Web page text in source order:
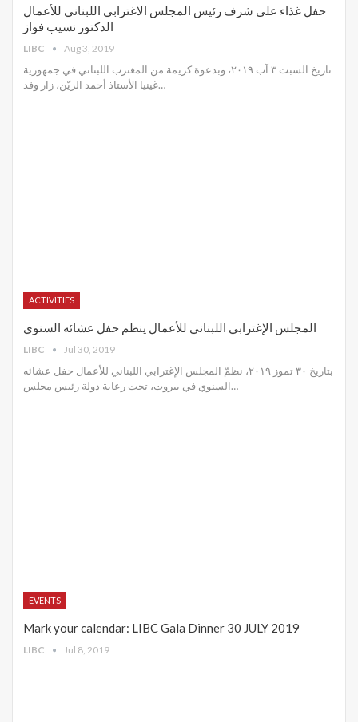
حفل غذاء على شرف رئيس المجلس الاغترابي اللبناني للأعمال
الدكتور نسيب فواز
LIBC Aug 3, 2019
تاريخ السبت ٣ آب ٢٠١٩، وبدعوة كريمة من المغترب اللبناني في جمهورية
غينيا الأستاذ أحمد الزيّن، زار وفد…
ACTIVITIES
المجلس الإغترابي اللبناني للأعمال ينظم حفل عشائه السنوي
LIBC Jul 30, 2019
بتاريخ ٣٠ تموز ٢٠١٩، نظمّ المجلس الإغترابي اللبناني للأعمال حفل عشائه
السنوي في بيروت، تحت رعاية دولة رئيس مجلس…
EVENTS
Mark your calendar: LIBC Gala Dinner 30 JULY 2019
LIBC Jul 8, 2019